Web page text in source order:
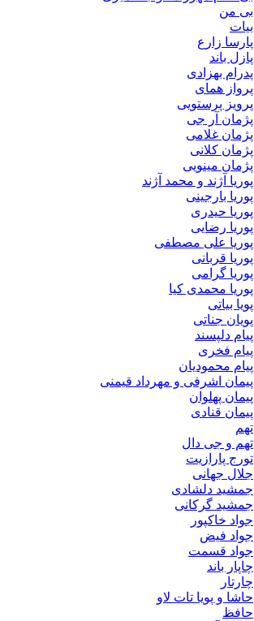
بی من
بیات
پارسا زارع
پازل باند
پدرام بهزادی
پرواز همای
پرویز پرستویی
پژمان آر جی
پژمان غلامی
پژمان کلانی
پژمان مینویی
پوریا آژند و محمد آژند
پوریا بارجینی
پوریا حیدری
پوریا رضایی
پوریا علی مصطفی
پوریا قربانی
پوریا گرامی
پوریا محمدی کیا
پویا بیاتی
پویان جناتی
پیام دلپسند
پیام فخری
پیام محمودیان
پیمان اشرفی و مهرداد قیمنی
پیمان پهلوان
پیمان قنادی
تهم
تهم و جی دال
تورج پارازیت
جلال جهانی
جمشید دلشادی
جمشید گرکانی
جواد خاکپور
جواد فیض
جواد قسمت
چاپار باند
چارتار
حاشا و پویا تات لاو
حافظ